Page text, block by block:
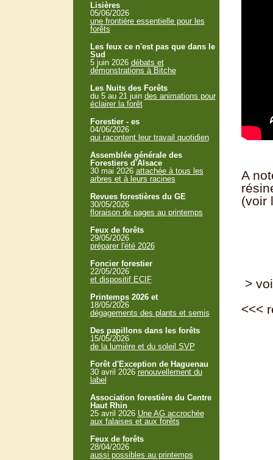
A
(voir
>
<<<
Lisières
05/06/2026
une frontière essentielle pour les
forêts
Les feux ce n'est pas que dans le
Sud
5 juin 2026 débats et
démonstrations à Bitche
Les Nuits des Forêts
du 5 au 21 juin des animations pour
éclairer la forêt
Forestier - es
04/06/2026
qui racontent leur travail quotidien
Assemblée générale des
Forestiers d'Alsace
30 mai 2026 attachée à tous les
arbres et à leurs racines
Revues forestières du GE
30/05/2026
floraison de pages au printemps
Feux de forêts
29/05/2026
préparer l'été 2026
Foncier forestier
22/05/2026
et dispositif ECIF
Printemps 2026 et
18/05/2026
dégagements des plants et semis
Des papillons dans les forêts
15/05/2026
de la lumière et du soleil SVP
Forêt d'Exception de Haguenau
30 avril 2026 renouvellement du
label
Association forestière du Centre
Haut Rhin
25 avril 2026 Une AG accrochée
aux falaises et aux forêts
Feux de forêts
28/04/2026
aussi possibles au printemps